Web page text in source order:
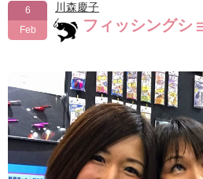
6
Feb
川森慶子
フィッシングシ